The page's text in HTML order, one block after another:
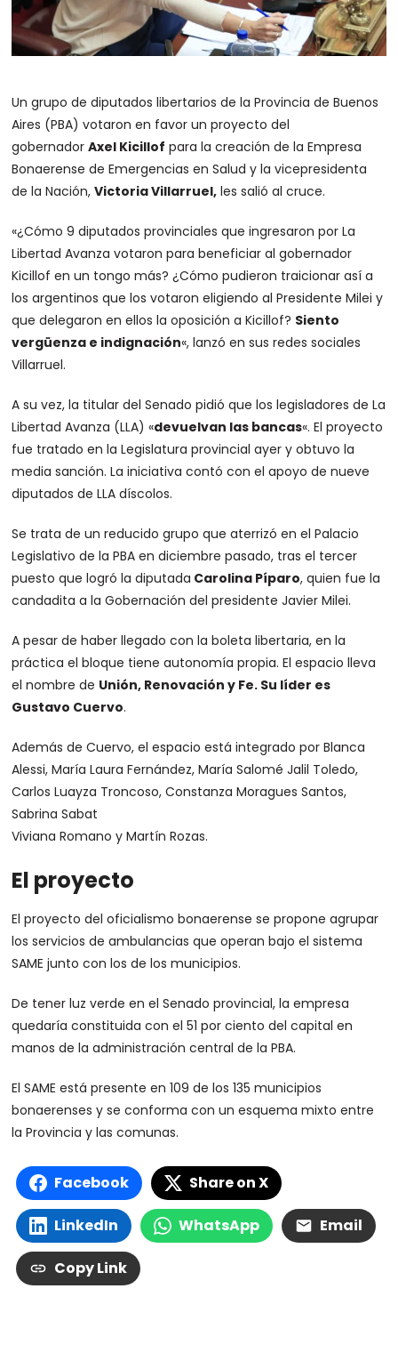
Un grupo de diputados libertarios de la Provincia de Buenos
Aires (PBA) votaron en favor un proyecto del
gobernadorAxel Kicillof para la creación de la Empresa
Bonaerense de Emergencias en Salud y la vicepresidenta
de la Nación,Victoria Villarruel, les salió al cruce.
«¿Cómo 9 diputados provinciales que ingresaron por La
Libertad Avanza votaron para beneficiar al gobernador
Kicillof en un tongo más? ¿Cómo pudieron traicionar así a
los argentinos que los votaron eligiendo al Presidente Milei y
que delegaron en ellos la oposición a Kicillof? Siento
vergüenza e indignación«, lanzó en sus redes sociales
Villarruel.
A su vez, la titular del Senado pidió que los legisladores de La
Libertad Avanza (LLA) «devuelvan las bancas«. El proyecto
fue tratado en la Legislatura provincial ayer y obtuvo la
media sanción. La iniciativa contó con el apoyo de nueve
diputados de LLA díscolos.
Se trata de un reducido grupo que aterrizó en el Palacio
Legislativo de la PBA en diciembre pasado, tras el tercer
puesto que logró la diputada Carolina Píparo, quien fue la
candadita a la Gobernación del presidente Javier Milei.
A pesar de haber llegado con la boleta libertaria, en la
práctica el bloque tiene autonomía propia. El espacio lleva
el nombre de Unión, Renovación y Fe. Su líder es
Gustavo Cuervo.
Además de Cuervo, el espacio está integrado por Blanca
Alessi, María Laura Fernández, María Salomé Jalil Toledo,
Carlos Luayza Troncoso, Constanza Moragues Santos,
Sabrina Sabat
Viviana Romano y Martín Rozas.
El proyecto
El proyecto del oficialismo bonaerense se propone agrupar
los servicios de ambulancias que operan bajo el sistema
SAME junto con los de los municipios.
De tener luz verde en el Senado provincial, la empresa
quedaría constituida con el 51 por ciento del capital en
manos de la administración central de la PBA.
El SAME está presente en 109 de los 135 municipios
bonaerenses y se conforma con un esquema mixto entre
la Provincia y las comunas.
Facebook Share on X
LinkedIn WhatsApp Email
Copy Link